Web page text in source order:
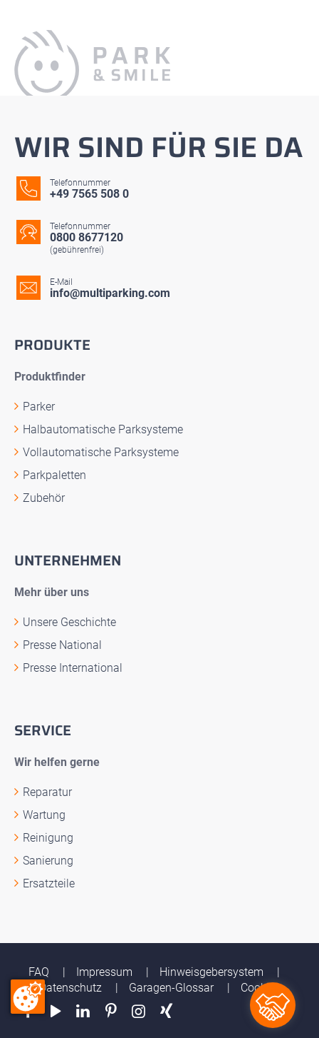
WIR SIND FÜR SIE DA
Telefonnummer
+49 7565 508 0
Telefonnummer
0800 8677120
(gebührenfrei)
E-Mail
info@multiparking.com
PRODUKTE
Produktfinder
Parker
Halbautomatische Parksysteme
Vollautomatische Parksysteme
Parkpaletten
Zubehör
UNTERNEHMEN
Mehr über uns
Unsere Geschichte
Presse National
Presse International
SERVICE
Wir helfen gerne
Reparatur
Wartung
Reinigung
Sanierung
Ersatzteile
FAQ Impressum
Hinweisgebersystem
Datenschutz
Garagen-Glossar Cookies